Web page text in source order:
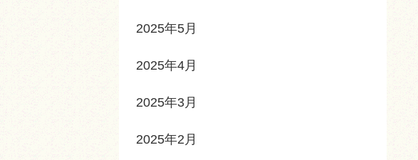
2025年5月
2025年4月
2025年3月
2025年2月